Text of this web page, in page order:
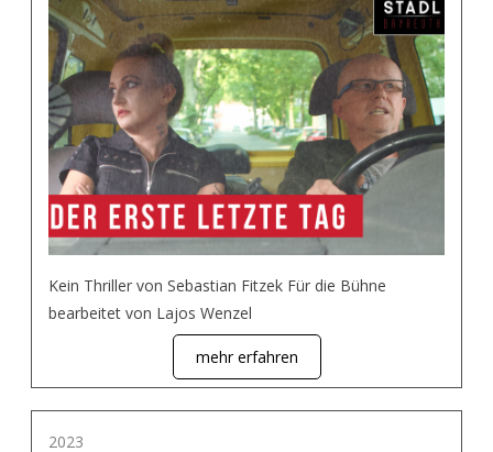
Kein Thriller von Sebastian Fitzek Für die Bühne
bearbeitet von Lajos Wenzel
mehr erfahren
2023